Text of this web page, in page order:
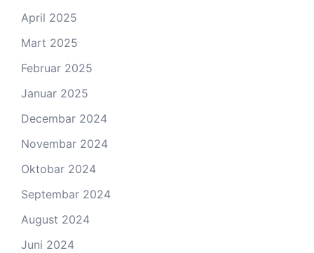
April 2025
Mart 2025
Februar 2025
Januar 2025
Decembar 2024
Novembar 2024
Oktobar 2024
Septembar 2024
August 2024
Juni 2024